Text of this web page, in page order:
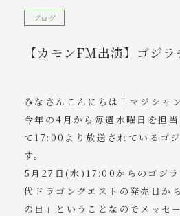
ご利用者様の声
イベント出演情報
ブログ
WAKADANアクセス
ブログ
【カモンFM出演】ゴジラ
みなさんこんにちは！マジシャ
今年の4月から毎週水曜日を担
て17:00より放送されているゴ
す。
5月27日(水)17:00からのゴジ
代ドラゴンクエストの発売日か
の日」ということなのでメッセ